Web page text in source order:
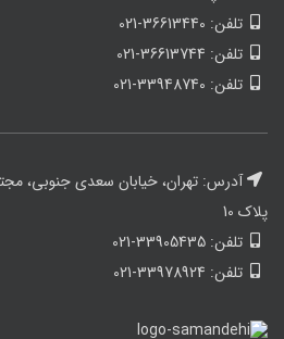
تلفن: 36613440-021
تلفن: 36613744-021
تلفن: 33948740-021
آدرس: تهران، خیابان سعدی جنوبی،
پلاک 10
تلفن: 33905435-021
تلفن: 33978924-021